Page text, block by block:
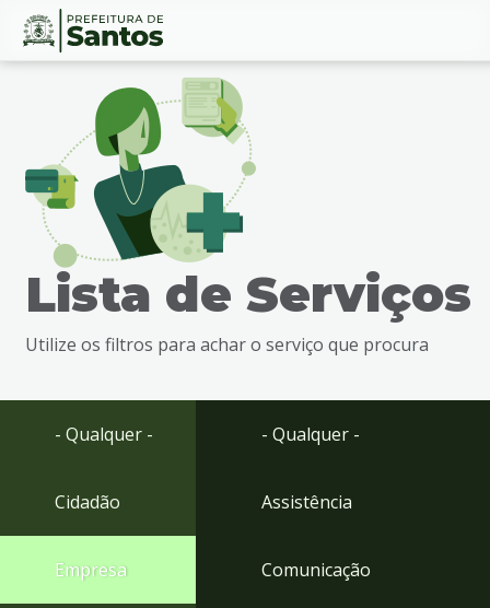
Ir
busca
Ir
Conteúdo
Lista de Serviços
Utilize os filtros para achar o serviço que procura
- Qualquer -
Cidadão
Empresa
- Qualquer -
Assistência
Comunicação